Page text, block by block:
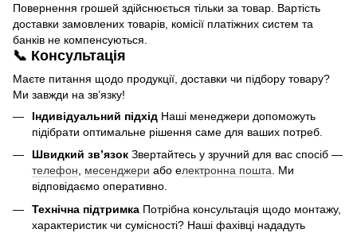
Повернення грошей здійснюється тільки за товар. Вартість
доставки замовлених товарів, комісії платіжних систем та
банків не компенсуються.
📞 Консультація
Маєте питання щодо продукції, доставки чи підбору товару?
Ми завжди на зв’язку!
Індивідуальний підхід Наші менеджери допоможуть
підібрати оптимальне рішення саме для ваших потреб.
Швидкий зв’язок Звертайтесь у зручний для вас спосіб —
телефон, месенджери або електронна пошта. Ми
відповідаємо оперативно.
Технічна підтримка Потрібна консультація щодо монтажу,
характеристик чи сумісності? Наші фахівці нададуть